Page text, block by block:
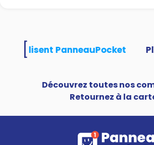
utilisent PanneauPocket
Découvrez toutes nos
Retournez à la